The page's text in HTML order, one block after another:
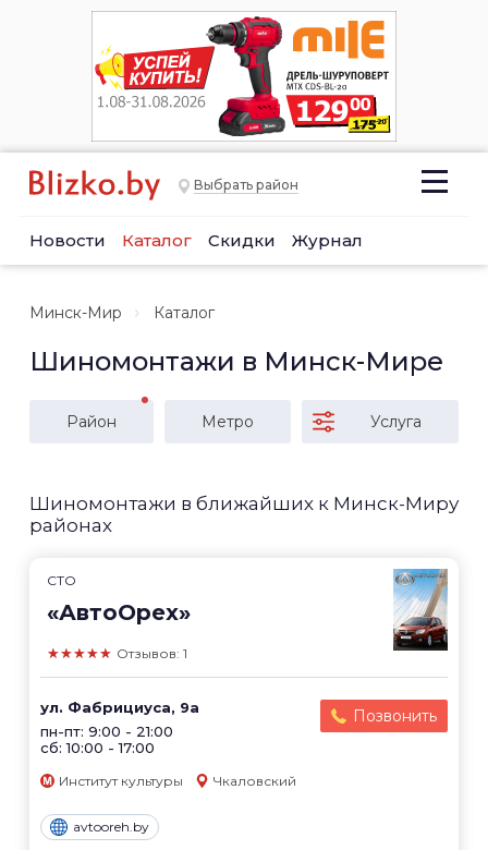
Выбрать район
Новости Каталог Скидки Журнал
Минск-Мир Каталог
Шиномонтажи в Минск-Мире
Район Метро Услуга
Шиномонтажи в ближайших к Минск-Миру
районах
СТО
«АвтоОрех»
★★★★★ Отзывов: 1
ул. Фабрициуса, 9а
пн-пт: 9:00 - 21:00
сб: 10:00 - 17:00
Позвонить
Институт культуры Чкаловский
avtooreh.by